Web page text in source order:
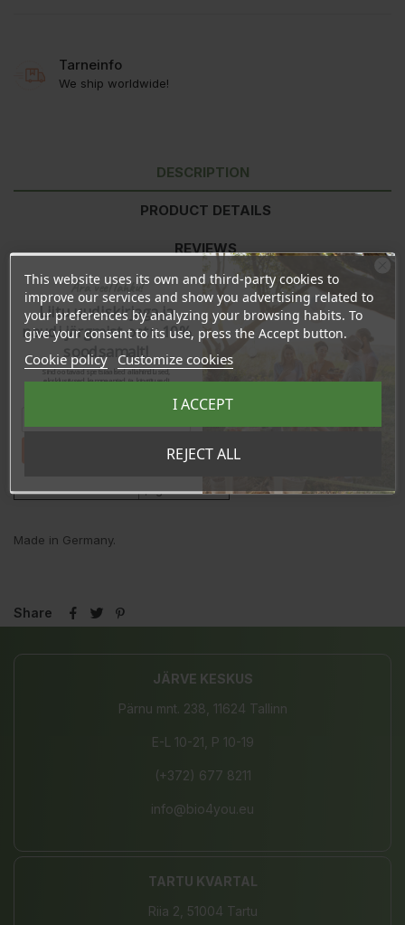
Tarneinfo
We ship worldwide!
DESCRIPTION
PRODUCT DETAILS
REVIEWS
Nutrition value
per 100g
Energy
1584kJ/373kcal
Fat
1,0g
- of which
0,2g
- of which sugars
0,5g
Salt
1,4g
Made in Germany.
Share
JÄRVE KESKUS
Pärnu mnt. 238, 11624 Tallinn
E-L 10-21, P 10-19
(+372) 677 8211
info@bio4you.eu
TARTU KVARTAL
Riia 2, 51004 Tartu
This website uses its own and third-party cookies to
improve our services and show you advertising related to
your preferences by analyzing your browsing habits. To
give your consent to its use, press the Accept button.
Cookie policy Customize cookies
REJECT ALL
I ACCEPT
Ära veel lahku!
Liitu uudiskirjaga ja
naudi järgmist ostu 10%
soodsamalt!
Sind ootavad spetsiaalsed allahindlused,
eksklusiivsed kampaaniad ja kingitused!